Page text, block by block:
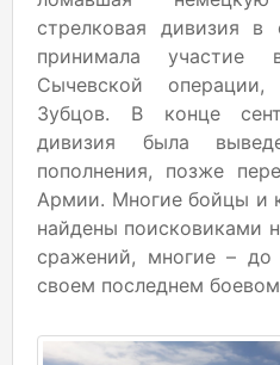
стрелковая дивизия
принимала участие
Сычевской
Зубцов. В конце
дивизия была
пополнения, позже
Армии. Многие бойцы и
найдены поисковиками
сражений, многие –
своем последнем